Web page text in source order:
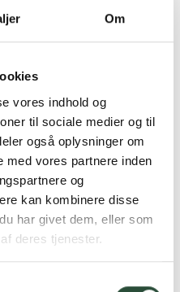
Om
vores indhold og
til sociale medier og til
også oplysninger om
med vores partnere inden
og
kan kombinere disse
har givet dem, eller som
deres tjenester.
af kendte
udvalg af kendte
og andre spændende
til fast lav pris.
her